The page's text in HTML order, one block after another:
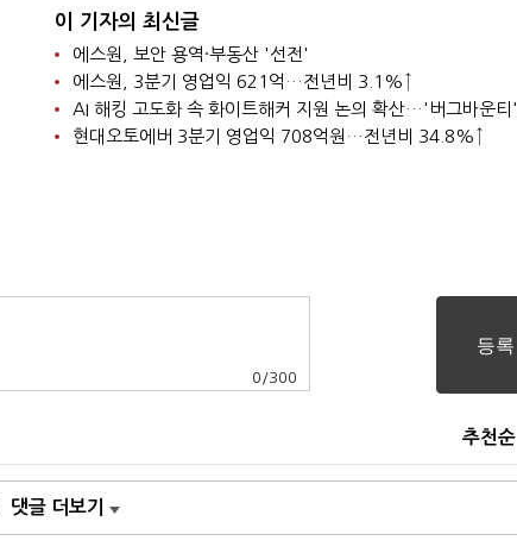
이 기자의 최신글
에스원, 보안 용역·부동산 '선전'
에스원, 3분기 영업익 621억…전년비 3.1%↑
현대오토에버 3분기 영업익 708억원…전년비 34.8%↑
0 /300
추천순
댓글 더보기